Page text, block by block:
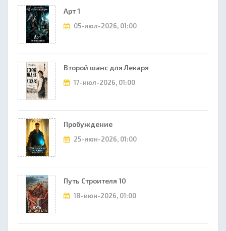
Арт 1
05-июл-2026, 01:00
Второй шанс для Лекаря
17-июл-2026, 01:00
Пробуждение
25-июн-2026, 01:00
Путь Строителя 10
18-июн-2026, 01:00